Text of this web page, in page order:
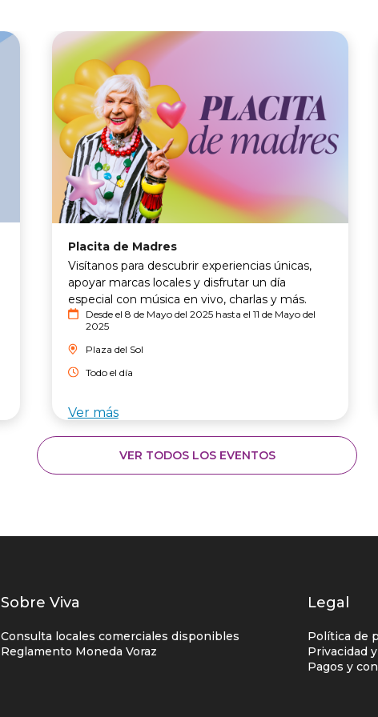
Placita de Madres
Visítanos para descubrir experiencias únicas,
apoyar marcas locales y disfrutar un día
especial con música en vivo, charlas y más.
Desde el 8 de Mayo del 2025 hasta el 11 de Mayo del
2025
Plaza del Sol
Todo el día
Ver más
VER TODOS LOS EVENTOS
Listados
enlaces
centro
Sobre Viva
Consulta locales comerciales disponibles
Reglamento Moneda Voraz
Legal
Política de
Privacidad
Pagos y